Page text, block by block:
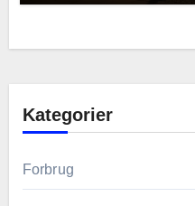
Kategorier
Forbrug